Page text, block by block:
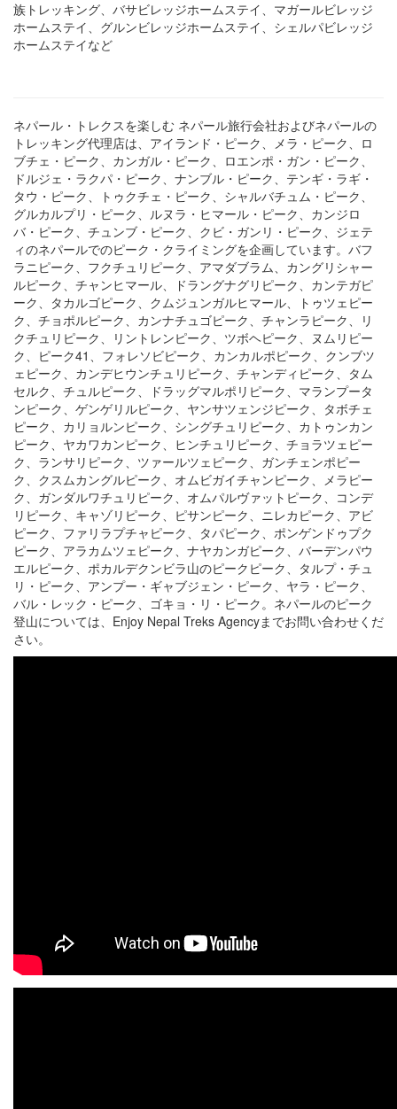
族トレッキング、バサビレッジホームステイ、マガールビレッジ
ホームステイ、グルンビレッジホームステイ、シェルパビレッジ
ホームステイなど
ネパール・トレクスを楽しむ ネパール旅行会社およびネパールの
トレッキング代理店は、アイランド・ピーク、メラ・ピーク、ロ
ブチェ・ピーク、カンガル・ピーク、ロエンポ・ガン・ピーク、
ドルジェ・ラクパ・ピーク、ナンブル・ピーク、テンギ・ラギ・
タウ・ピーク、トゥクチェ・ピーク、シャルバチュム・ピーク、
グルカルプリ・ピーク、ルヌラ・ヒマール・ピーク、カンジロ
バ・ピーク、チュンブ・ピーク、クビ・ガンリ・ピーク、ジェテ
ィのネパールでのピーク・クライミングを企画しています。バフ
ラニピーク、フクチュリピーク、アマダブラム、カングリシャー
ルピーク、チャンヒマール、ドラングナグリピーク、カンテガピ
ーク、タカルゴピーク、クムジュンガルヒマール、トゥツェピー
ク、チョポルピーク、カンナチュゴピーク、チャンラピーク、リ
クチュリピーク、リントレンピーク、ツボヘピーク、ヌムリピー
ク、ピーク41、フォレソビピーク、カンカルポピーク、クンブツ
ェピーク、カンデヒウンチュリピーク、チャンディピーク、タム
セルク、チュルピーク、ドラッグマルポリピーク、マランプータ
ンピーク、ゲンゲリルピーク、ヤンサツェンジピーク、タボチェ
ピーク、カリョルンピーク、シングチュリピーク、カトゥンカン
ピーク、ヤカワカンピーク、ヒンチュリピーク、チョラツェピー
ク、ランサリピーク、ツァールツェピーク、ガンチェンポピー
ク、クスムカングルピーク、オムビガイチャンピーク、メラピー
ク、ガンダルワチュリピーク、オムパルヴァットピーク、コンデ
リピーク、キャゾリピーク、ピサンピーク、ニレカピーク、アビ
ピーク、ファリラプチャピーク、タパピーク、ポンゲンドゥプク
ピーク、アラカムツェピーク、ナヤカンガピーク、バーデンパウ
エルピーク、ポカルデクンビラ山のピークピーク、タルプ・チュ
リ・ピーク、アンプー・ギャブジェン・ピーク、ヤラ・ピーク、
バル・レック・ピーク、ゴキョ・リ・ピーク。ネパールのピーク
登山については、Enjoy Nepal Treks Agencyまでお問い合わせくだ
さい。